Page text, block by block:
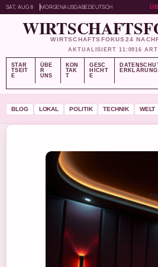
SAT, AUG 8 MORGENAUSGABEDEUTSCH
WIRTSCHAFTSFOKUS24
AKTUALISIERT 11:0916
STAR
TSEIT
E
ÜBE
R
UNS
KON
TAK
T
GESC
HICHT
E
ERKLÄRUNG
BLOG LOKAL POLITIK TECHNIK WELT